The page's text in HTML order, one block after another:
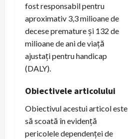
fost responsabil pentru
aproximativ 3,3 milioane de
decese premature și 132 de
milioane de ani de viață
ajustați pentru handicap
(DALY).
Obiectivele articolului
Obiectivul acestui articol este
să scoată în evidență
pericolele dependenței de